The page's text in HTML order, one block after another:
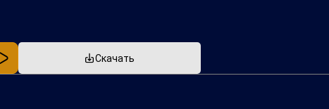
Скачать